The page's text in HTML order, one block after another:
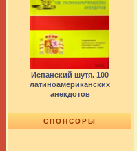
Испанский шутя. 100
латиноамериканских
анекдотов
СПОНСОРЫ